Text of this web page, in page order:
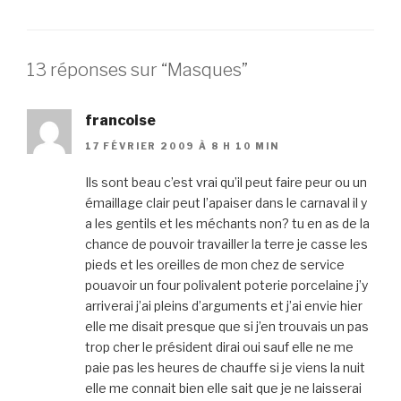
13 réponses sur “Masques”
francoise
17 FÉVRIER 2009 À 8 H 10 MIN
Ils sont beau c’est vrai qu’il peut faire peur ou un
émaillage clair peut l’apaiser dans le carnaval il y
a les gentils et les méchants non? tu en as de la
chance de pouvoir travailler la terre je casse les
pieds et les oreilles de mon chez de service
pouavoir un four polivalent poterie porcelaine j’y
arriverai j’ai pleins d’arguments et j’ai envie hier
elle me disait presque que si j’en trouvais un pas
trop cher le président dirai oui sauf elle ne me
paie pas les heures de chauffe si je viens la nuit
elle me connait bien elle sait que je ne laisserai